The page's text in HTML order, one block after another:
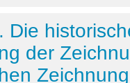
Die
der